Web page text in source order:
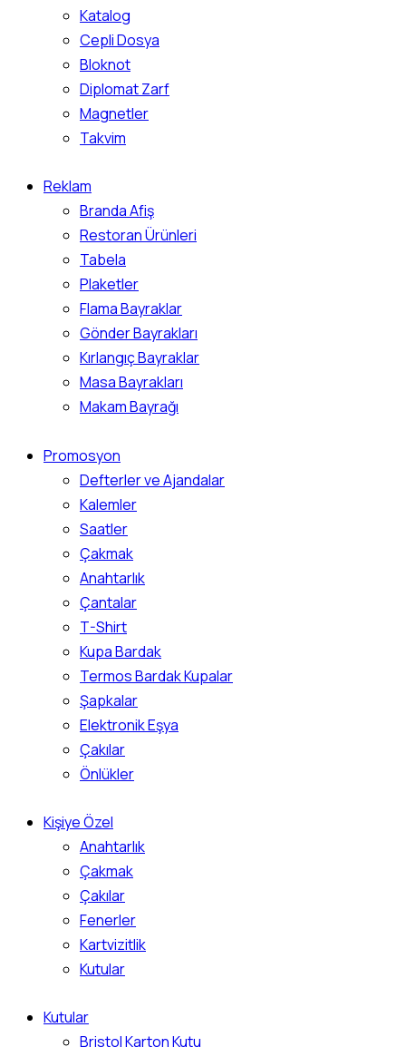
Katalog
Cepli Dosya
Bloknot
Diplomat Zarf
Magnetler
Takvim
Reklam
Branda Afiş
Restoran Ürünleri
Tabela
Plaketler
Flama Bayraklar
Gönder Bayrakları
Kırlangıç Bayraklar
Masa Bayrakları
Makam Bayrağı
Promosyon
Defterler ve Ajandalar
Kalemler
Saatler
Çakmak
Anahtarlık
Çantalar
T-Shirt
Kupa Bardak
Termos Bardak Kupalar
Şapkalar
Elektronik Eşya
Çakılar
Önlükler
Kişiye Özel
Anahtarlık
Çakmak
Çakılar
Fenerler
Kartvizitlik
Kutular
Kutular
Bristol Karton Kutu